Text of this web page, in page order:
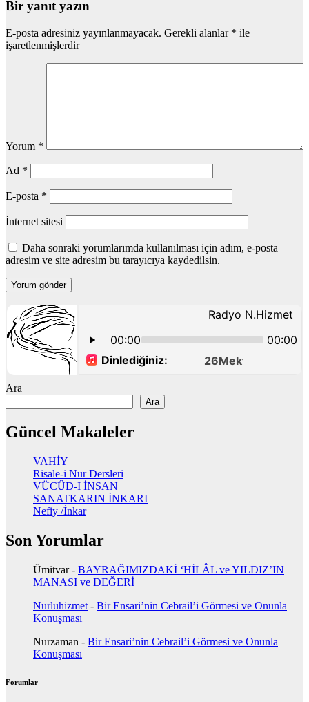
Bir yanıt yazın
E-posta adresiniz yayınlanmayacak. Gerekli alanlar * ile
işaretlenmişlerdir
Yorum *
Ad *
E-posta *
İnternet sitesi
Daha sonraki yorumlarımda kullanılması için adım, e-posta
adresim ve site adresim bu tarayıcıya kaydedilsin.
Ara
Ara
Güncel Makaleler
VAHİY
Risale-i Nur Dersleri
VÜCÛD-I İNSAN
SANATKARIN İNKARI
Nefiy /İnkar
Son Yorumlar
Ümitvar- BAYRAĞIMIZDAKİ ‘HİLÂL ve YILDIZ’IN
MANASI ve DEĞERİ
Nurluhizmet - Bir Ensari’nin Cebrail’i Görmesi ve Onunla
Konuşması
Nurzaman - Bir Ensari’nin Cebrail’i Görmesi ve Onunla
Konuşması
Forumlar